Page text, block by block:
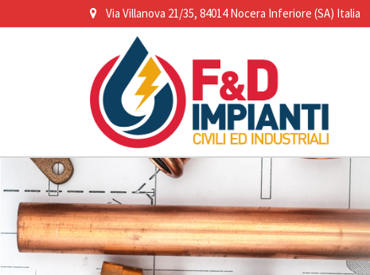
Via Villanova 21/35, 84014 Nocera Inferiore (SA) Italia